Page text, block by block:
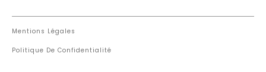
Mentions Légales
Politique De Confidentialité